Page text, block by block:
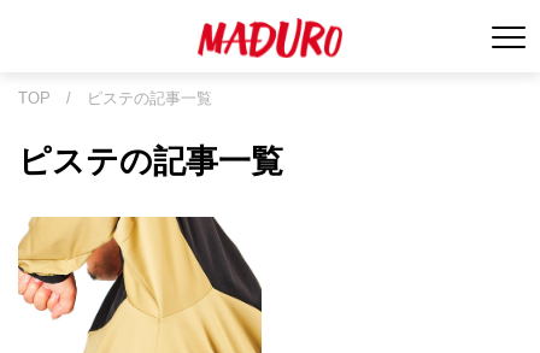
TOP / ピステの記事一覧
ピステの記事一覧